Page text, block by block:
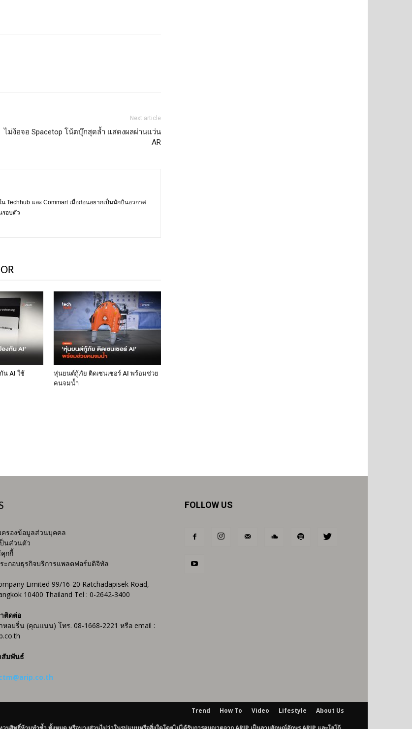
Next article
ไม่ง้อจอ Spacetop โน้ตบุ๊กสุดล้ำ แสดงผลผ่านแว่น
AR
Techhub และ Commart เมื่อก่อนอยากเป็นนักบินอวกาศ
รอบตัว
น AI ใช้
หุ่นยนต์กู้ภัย ติดเซนเซอร์ AI พร้อมช่วย
คนจมน้ำ
รองข้อมูลส่วนบุคคล
นส่วนตัว
กกี้
ะกอบธุรกิจบริการแพลตฟอร์มดิจิทัล
Limited 99/16-20 Ratchadapisek Road,
10400 Thailand Tel : 0-2642-3400
ติดต่อ
อมรื่น (คุณแนน) โทร. 08-1668-2221 หรือ email :
สัมพันธ์
FOLLOW US
Trend How To Video Lifestyle About Us